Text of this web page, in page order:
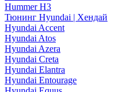
Hummer H3
Тюнинг Hyundai | Хендай
Hyundai Accent
Hyundai Atos
Hyundai Azera
Hyundai Creta
Hyundai Elantra
Hyundai Entourage